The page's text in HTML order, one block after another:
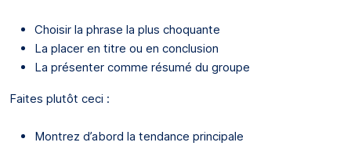
Choisir la phrase la plus choquante
La placer en titre ou en conclusion
La présenter comme résumé du groupe
Faites plutôt ceci :
Montrez d’abord la tendance principale